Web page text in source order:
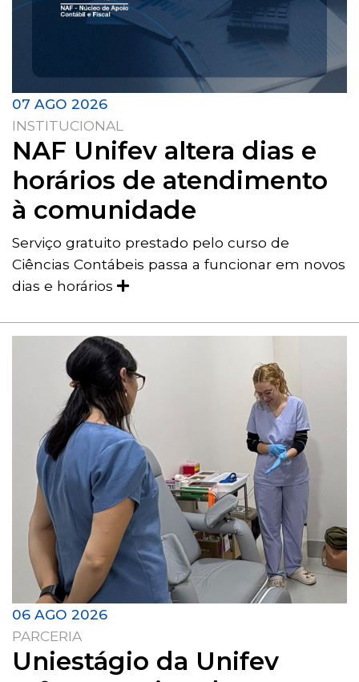
07 AGO 2026
INSTITUCIONAL
NAF Unifev altera dias e
horários de atendimento
à comunidade
Serviço gratuito prestado pelo curso de
Ciências Contábeis passa a funcionar em novos
dias e horários
06 AGO 2026
PARCERIA
Uniestágio da Unifev